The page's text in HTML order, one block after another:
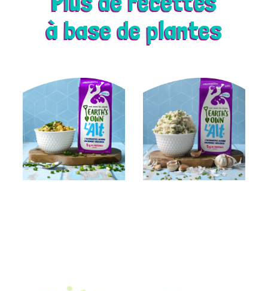
à base de plantes